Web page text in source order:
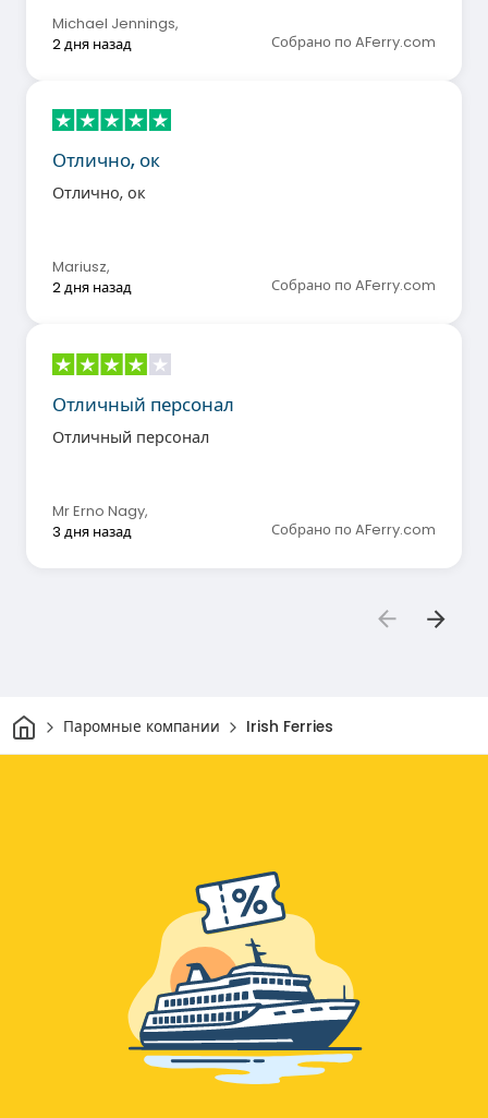
Michael Jennings,
2 дня назад
Собрано по AFerry.com
Отлично, ок
Отлично, ок
Mariusz,
2 дня назад
Собрано по AFerry.com
Отличный персонал
Отличный персонал
Mr Erno Nagy,
3 дня назад
Собрано по AFerry.com
ДомПаромные компании Irish Ferries